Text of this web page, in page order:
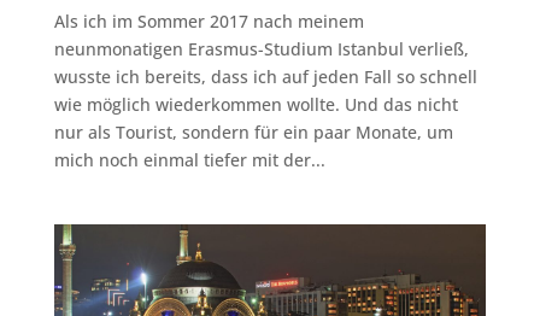
Als ich im Sommer 2017 nach meinem
neunmonatigen Erasmus-Studium Istanbul verließ,
wusste ich bereits, dass ich auf jeden Fall so schnell
wie möglich wiederkommen wollte. Und das nicht
nur als Tourist, sondern für ein paar Monate, um
mich noch einmal tiefer mit der...